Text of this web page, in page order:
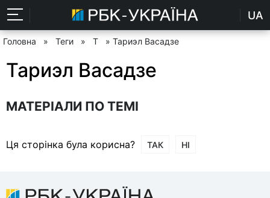
UA
Головна » Теги » Т » Тариэл Васадзе
Тариэл Васадзе
МАТЕРІАЛИ ПО ТЕМІ
Ця сторінка була корисна? ТАК НІ